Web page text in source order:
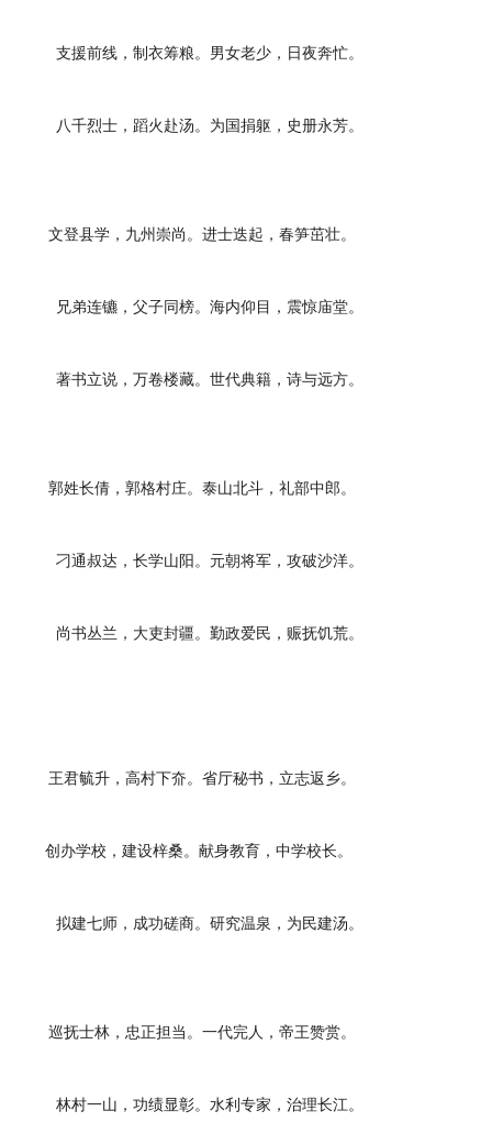
支援前线，制衣筹粮。男女老少，日夜奔忙。
八千烈士，蹈火赴汤。为国捐躯，史册永芳。
文登县学，九州崇尚。进士迭起，春笋茁壮。
兄弟连镳，父子同榜。海内仰目，震惊庙堂。
著书立说，万卷楼藏。世代典籍，诗与远方。
郭姓长倩，郭格村庄。泰山北斗，礼部中郎。
刁通叔达，长学山阳。元朝将军，攻破沙洋。
尚书丛兰，大吏封疆。勤政爱民，赈抚饥荒。
王君毓升，高村下夼。省厅秘书，立志返乡。
创办学校，建设梓桑。献身教育，中学校长。
拟建七师，成功磋商。研究温泉，为民建汤。
巡抚士林，忠正担当。一代完人，帝王赞赏。
林村一山，功绩显彰。水利专家，治理长江。